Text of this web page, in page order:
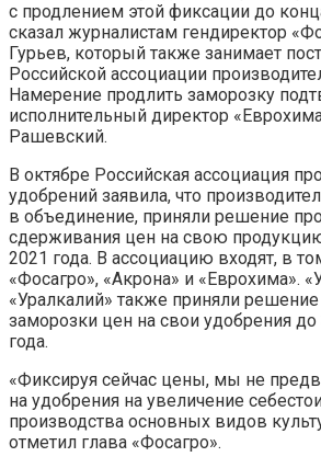
с продлением этой фиксации до
сказал журналистам гендиректор
Гурьев, который также занимает
Российской ассоциации
Намерение продлить заморозку
исполнительный директор
Рашевский.
В октябре Российская ассоциация
удобрений заявила, что
в объединение, приняли решение
сдерживания цен на свою
2021 года. В ассоциацию входят, в
«Фосагро», «Акрона» и «Еврохима».
«Уралкалий» также приняли
заморозки цен на свои удобрения до
года.
«Фиксируя сейчас цены, мы не
на удобрения на увеличение
производства основных видов
отметил глава «Фосагро».